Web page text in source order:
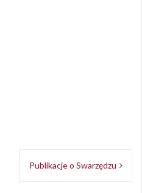
Publikacje o Swarzędzu